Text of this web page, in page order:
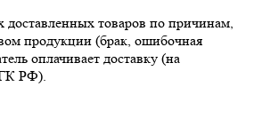
доставленных товаров по причинам,
продукции (брак, ошибочная
оплачивает доставку (на
РФ).